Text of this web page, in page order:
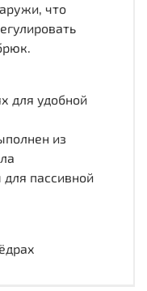
что
для удобной
из
пассивной